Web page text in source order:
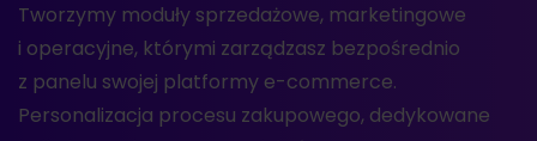
Tworzymy moduły sprzedażowe, marketingowe
i operacyjne, którymi zarządzasz bezpośrednio
z panelu swojej platformy e-commerce.
Personalizacja procesu zakupowego, dedykowane